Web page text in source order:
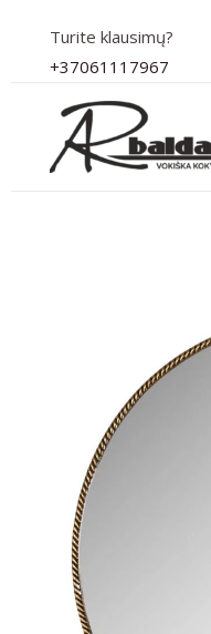
turinio
Turite klausimų?
+37061117967